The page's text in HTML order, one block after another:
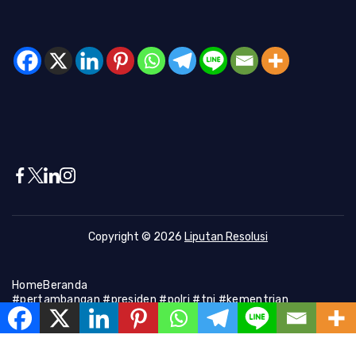
Copyright © 2026 Liputan Resolusi
HomeBeranda
#pertambangan #presiden #polri #tni #kementrian
#presiden #Kapolri #indonesia